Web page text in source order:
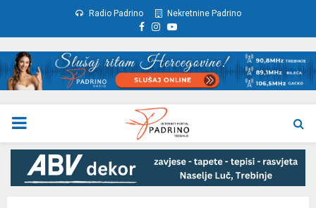
Radio Padrino Nekretnine Padrino
Facebook
Instagram
Youtube
PRIMARY
MENU